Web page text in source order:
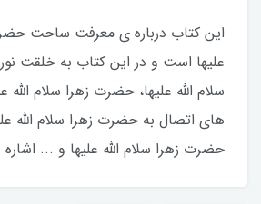
این کتاب درباره ی معرفت ساحت
علیها است و در این کتاب به خلقت
سلام الله علیها، حضرت زهرا سلام الله
های اتصال به حضرت زهرا سلام الله
حضرت زهرا سلام الله علیها و ...